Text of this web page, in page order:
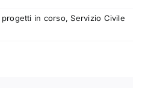
progetti in corso,Servizio Civile